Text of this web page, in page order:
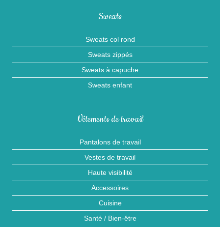
Sweats
Sweats col rond
Sweats zippés
Sweats à capuche
Sweats enfant
Vêtements de travail
Pantalons de travail
Vestes de travail
Haute visibilité
Accessoires
Cuisine
Santé / Bien-être